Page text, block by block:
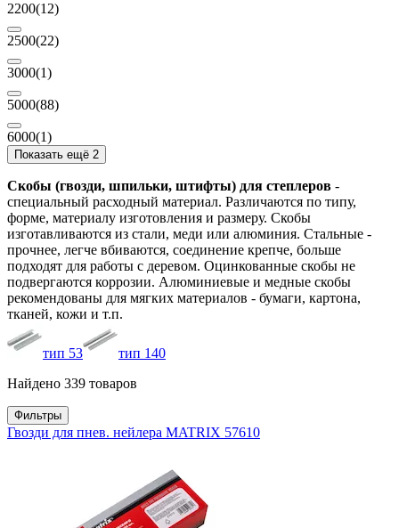
2200(12)
2500(22)
3000(1)
5000(88)
6000(1)
Показать ещё 2
Скобы (гвозди, шпильки, штифты) для степлеров -
специальный расходный материал. Различаются по типу,
форме, материалу изготовления и размеру. Скобы
изготавливаются из стали, меди или алюминия. Стальные -
прочнее, легче вбиваются, соединение крепче, больше
подходят для работы с деревом. Оцинкованные скобы не
подвергаются коррозии. Алюминиевые и медные скобы
рекомендованы для мягких материалов - бумаги, картона,
тканей, кожи и т.п.
тип 53
тип 140
Найдено 339 товаров
Фильтры
Гвозди для пнев. нейлера MATRIX 57610